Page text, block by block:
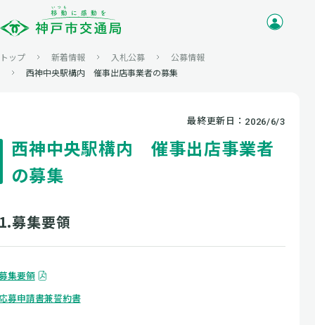
トップ 新着情報 入札公募
公募情報
西神中央駅構内 催事出店事業者の募集
最終更新日： 2026/6/3
西神中央駅構内 催事出店事業者
の募集
募集要領
集要領
募申請書兼誓約書